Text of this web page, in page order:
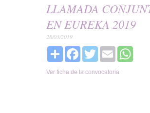
LLAMADA
EN EUREKA 2019
28/03/2019
Share Facebook
Twitter Email
Ver ficha de la convocatoria